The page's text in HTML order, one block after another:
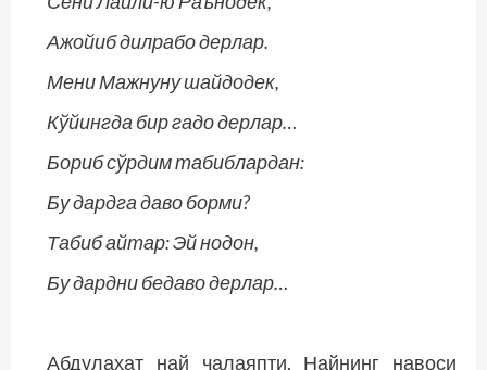
Ажойиб дилрабо дерлар.
Мени Мажнуну шайдодек,
Кўйингда бир гадо дерлар…
Бориб сўрдим табиблардан:
Бу дардга даво борми?
Табиб айтар: Эй нодон,
Бу дардни бедаво дерлар…
Абдулаҳат най чалаяпти. Найнинг навоси